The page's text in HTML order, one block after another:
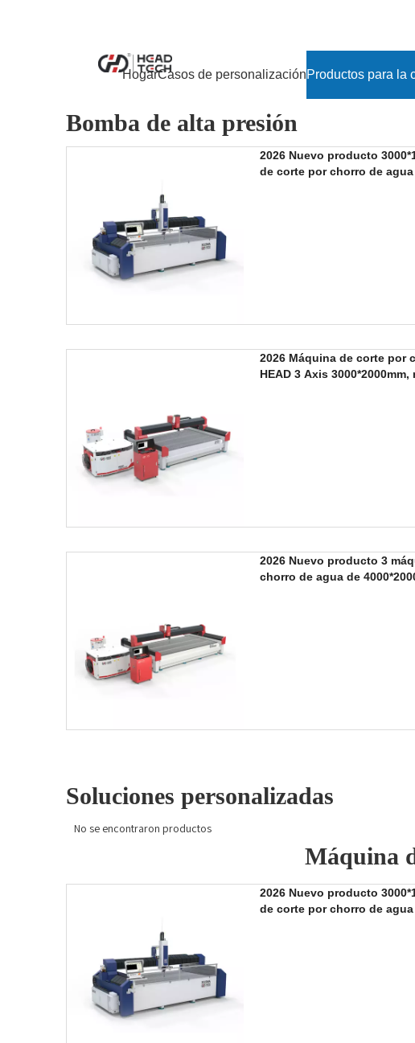
HogarCasos de personalizaciónProductos para la
Bomba de alta presión
2026 Nuevo producto
de corte por chorro de
2026 Máquina de corte por
HEAD 3 Axis
2026 Nuevo producto 3
chorro de agua de
Soluciones personalizadas
No se encontraron productos
Máquina
2026 Nuevo producto
de corte por chorro de